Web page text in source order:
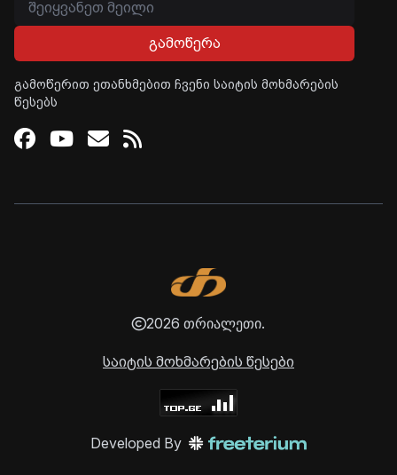
გამოწერა
გამოწერით ეთანხმებით ჩვენი საიტის მოხმარების
წესებს
Facebook
Youtube
Email
RSS
2026 თრიალეთი.
საიტის მოხმარების წესები
Developed By